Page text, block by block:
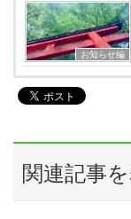
お知らせ編
関連記事